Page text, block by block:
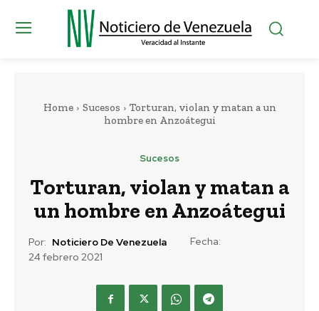
Home Sucesos
Torturan, violan y matan a un
hombre en Anzoátegui
Sucesos
Torturan, violan y matan a
un hombre en Anzoátegui
Por: Noticiero De Venezuela
Fecha:
24 febrero 2021